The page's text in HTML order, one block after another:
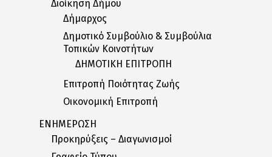
Διοίκηση Δήμου
Δήμαρχος
Δημοτικό Συμβούλιο & Συμβούλια
Τοπικών Κοινοτήτων
ΔΗΜΟΤΙΚΗ ΕΠΙΤΡΟΠΗ
Επιτροπή Ποιότητας Ζωής
Οικονομική Επιτροπή
ΕΝΗΜΕΡΩΣΗ
Προκηρύξεις – Διαγωνισμοί